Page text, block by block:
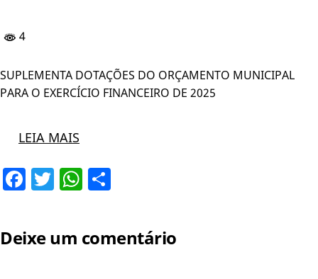
4
SUPLEMENTA DOTAÇÕES DO ORÇAMENTO MUNICIPAL
PARA O EXERCÍCIO FINANCEIRO DE 2025
LEIA MAIS
Facebook
TwitterWhatsApp
Deixe um comentário